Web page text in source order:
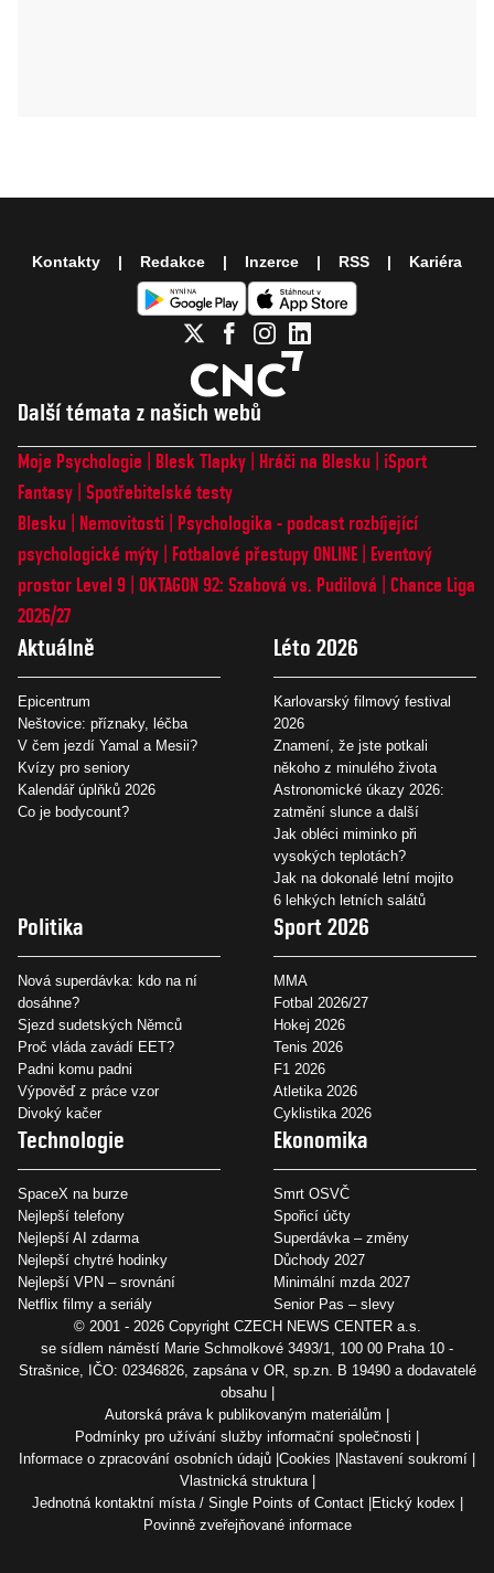
Další témata z našich webů
Moje Psychologie Blesk Tlapky Hráči na Blesku
iSport
Fantasy Spotřebitelské testy
Blesku
Nemovitosti
Psychologika - podcast rozbíjející
psychologické mýty
Fotbalové přestupy ONLINE
Eventový
prostor Level 9 OKTAGON 92: Szabová vs. Pudilová
Chance Liga
2026/27
Aktuálně
Epicentrum
Neštovice: příznaky, léčba
V čem jezdí Yamal a Mesii?
Kvízy pro seniory
Kalendář úplňků 2026
Co je bodycount?
Léto 2026
Karlovarský filmový festival
2026
Znamení, že jste potkali
někoho z minulého života
Astronomické úkazy 2026:
zatmění slunce a další
Jak obléci miminko při
vysokých teplotách?
Jak na dokonalé letní mojito
6 lehkých letních salátů
Politika
Nová superdávka: kdo na ní
dosáhne?
Sjezd sudetských Němců
Proč vláda zavádí EET?
Padni komu padni
Výpověď z práce vzor
Divoký kačer
Sport 2026
MMA
Fotbal 2026/27
Hokej 2026
Tenis 2026
F1 2026
Atletika 2026
Cyklistika 2026
Technologie
SpaceX na burze
Nejlepší telefony
Nejlepší AI zdarma
Nejlepší chytré hodinky
Nejlepší VPN – srovnání
Netflix filmy a seriály
Ekonomika
Smrt OSVČ
Spořicí účty
Superdávka – změny
Důchody 2027
Minimální mzda 2027
Senior Pas – slevy
Kontakty Redakce Inzerce RSS Kariéra
© 2001 - 2026 Copyright CZECH NEWS CENTER a.s.
se sídlem náměstí Marie Schmolkové 3493/1, 100 00 Praha 10 -
Strašnice, IČO: 02346826, zapsána v OR, sp.zn. B 19490 a dodavatelé
obsahu
Autorská práva k publikovaným materiálům
Podmínky pro užívání služby informační společnosti
Informace o zpracování osobních údajů Cookies Nastavení soukromí
Vlastnická struktura
Jednotná kontaktní místa / Single Points of Contact Etický kodex
Povinně zveřejňované informace